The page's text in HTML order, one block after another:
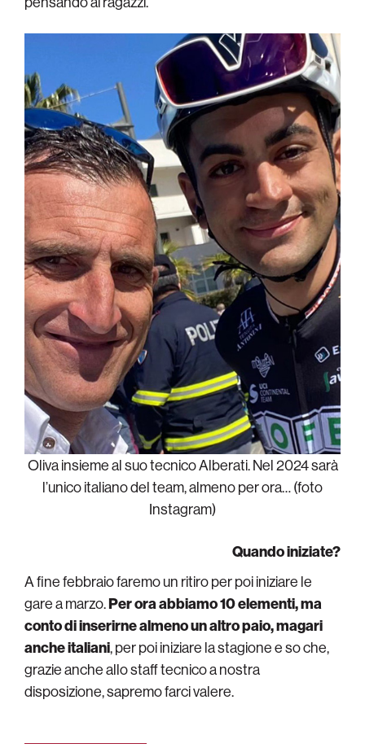
Oliva insieme al suo tecnico Alberati. Nel 2024 sarà
l’unico italiano del team, almeno per ora… (foto
Instagram)
Quando iniziate?
A fine febbraio faremo un ritiro per poi iniziare le
gare a marzo.Per ora abbiamo 10 elementi, ma
conto di inserirne almeno un altro paio, magari
anche italiani, per poi iniziare la stagione e so che,
grazie anche allo staff tecnico a nostra
disposizione, sapremo farci valere.